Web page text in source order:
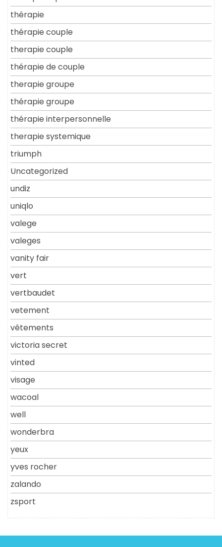
thérapie
thérapie couple
therapie couple
thérapie de couple
therapie groupe
thérapie groupe
thérapie interpersonnelle
therapie systemique
triumph
Uncategorized
undiz
uniqlo
valege
valeges
vanity fair
vert
vertbaudet
vetement
vêtements
victoria secret
vinted
visage
wacoal
well
wonderbra
yeux
yves rocher
zalando
zsport